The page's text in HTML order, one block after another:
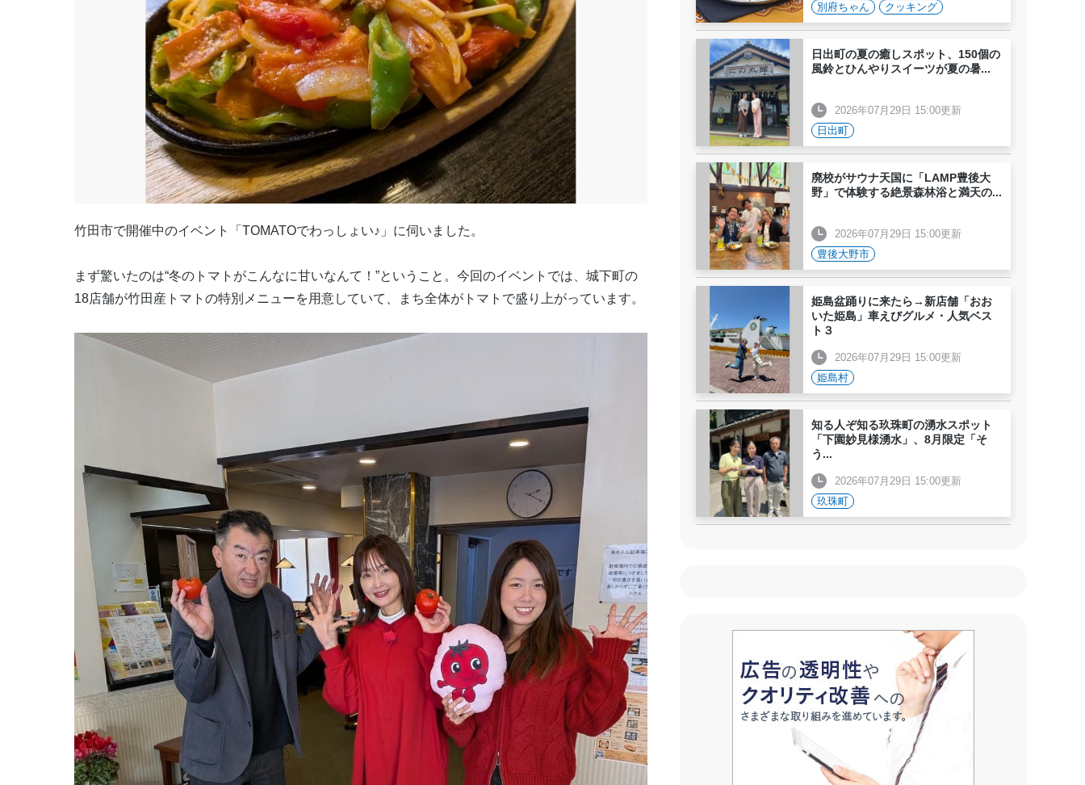
竹田市で開催中のイベント「 TOMATOでわっしょい♪」に伺いました。
まず驚いたのは“冬のトマトがこんなに甘いなんて！”ということ。今回のイベントでは、城下町の
18店舗が竹田産トマトの特別メニューを用意していて、まち全体がトマトで盛り上がっています。
別府ちゃん
クッキング
日出町の夏の癒しスポット、150個の
風鈴とひんやりスイーツが夏の暑...
2026年07月29日 15:00更新
日出町
廃校がサウナ天国に「LAMP豊後大
野」で体験する絶景森林浴と満天の...
2026年07月29日 15:00更新
豊後大野市
姫島盆踊りに来たら→新店舗「おお
いた姫島」車えびグルメ・人気ベス
ト３
2026年07月29日 15:00更新
姫島村
知る人ぞ知る玖珠町の湧水スポット
「下園妙見様湧水」、8月限定「そ
う ...
2026年07月29日 15:00更新
玖珠町